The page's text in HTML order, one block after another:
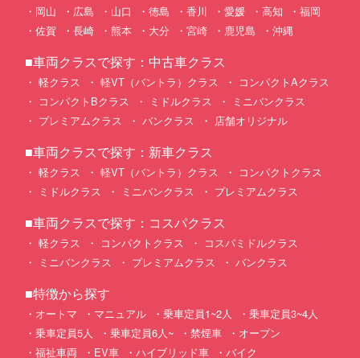
岡山
広島 山口 徳島 香川 愛媛 高知
福岡
佐賀
長崎 熊本 大分 宮崎 鹿児島 沖縄
■車両クラスで探す：中古車クラス
軽クラス 軽VT（バントラ）クラス
コンパクトAクラス
コンパクトBクラス
ミドルクラス
ミニバンクラス
プレミアムクラス
バンクラス 店舗オリジナル
■車両クラスで探す：新車クラス
軽クラス 軽VT（バントラ）クラス
コンパクトクラス
ミドルクラス
ミニバンクラス プレミアムクラス
■車両クラスで探す：コスパクラス
軽クラス コンパクトクラス
コスパミドルクラス
ミニバンクラス
プレミアムクラス バンクラス
■特徴から探す
オートマ マニュアル 乗車定員1~2人
乗車定員3~4人
乗車定員5人
乗車定員6人~ 禁煙車
オープン
福祉車両
EV車 ハイブリッド車 バイク